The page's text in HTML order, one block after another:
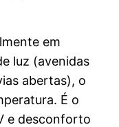
em
luz (avenidas
abertas), o
É o
e desconforto